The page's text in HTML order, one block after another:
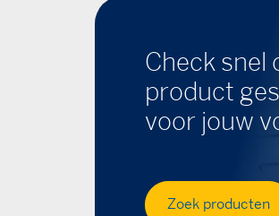
Check snel
product
voor jouw
Zoek producten